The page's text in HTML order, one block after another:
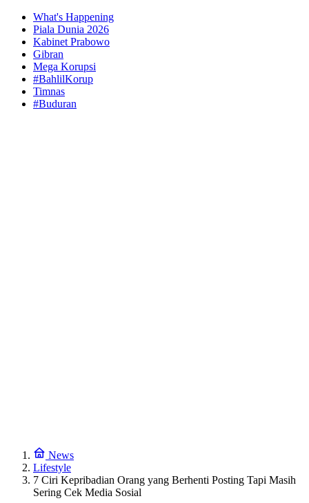
What's Happening
Piala Dunia 2026
Kabinet Prabowo
Gibran
Mega Korupsi
#BahlilKorup
Timnas
#Buduran
News
Lifestyle
7 Ciri Kepribadian Orang yang Berhenti Posting Tapi Masih
Sering Cek Media Sosial